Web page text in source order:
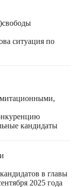
ситуация по
кандидаты
в главы
2025 года